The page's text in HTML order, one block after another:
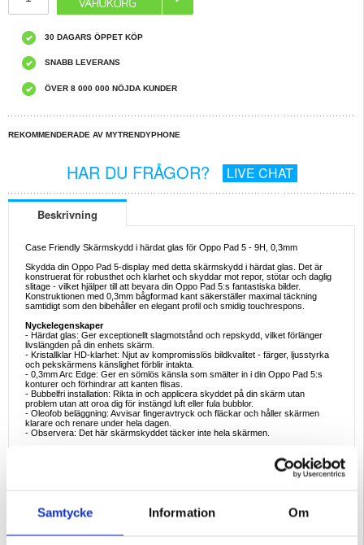
Samtycke Information Om
30 DAGARS ÖPPET KÖP
SNABB LEVERANS
ÖVER 8 000 000 NÖJDA KUNDER
REKOMMENDERADE AV MYTRENDYPHONE
HAR DU FRÅGOR? LIVE CHAT
Beskrivning
Case Friendly Skärmskydd i härdat glas för Oppo Pad 5 - 9H, 0,3mm
Skydda din Oppo Pad 5-display med detta skärmskydd i härdat glas. Det är
konstruerat för robusthet och klarhet och skyddar mot repor, stötar och daglig
slitage - vilket hjälper till att bevara din Oppo Pad 5:s fantastiska bilder.
Konstruktionen med 0,3mm bågformad kant säkerställer maximal täckning
samtidigt som den bibehåller en elegant profil och smidig touchrespons.
Nyckelegenskaper
- Härdat glas: Ger exceptionellt slagmotstånd och repskydd, vilket förlänger
livslängden på din enhets skärm.
- Kristallklar HD-klarhet: Njut av kompromisslös bildkvalitet - färger, ljusstyrka
och pekskärmens känslighet förblir intakta.
- 0,3mm Arc Edge: Ger en sömlös känsla som smälter in i din Oppo Pad 5:s
konturer och förhindrar att kanten flisas.
- Bubbelfri installation: Rikta in och applicera skyddet på din skärm utan
problem utan att oroa dig för instängd luft eller fula bubblor.
- Oleofob beläggning: Avvisar fingeravtryck och fläckar och håller skärmen
klarare och renare under hela dagen.
- Observera: Det här skärmskyddet täcker inte hela skärmen.
- Dagligt skydd: Förhindra att nyckelrepor, skräp från fickan eller oavsiktliga
gymmet eller reser på äventyr.
- Långsiktig investering: Skydda mot slitage för att bibehålla